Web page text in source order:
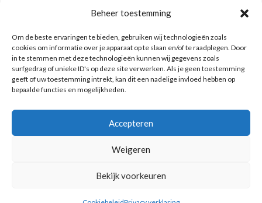
Beheer toestemming
Om de beste ervaringen te bieden, gebruiken wij technologieën zoals
cookies om informatie over je apparaat op te slaan en/of te raadplegen. Door
in te stemmen met deze technologieën kunnen wij gegevens zoals
surfgedrag of unieke ID's op deze site verwerken. Als je geen toestemming
geeft of uw toestemming intrekt, kan dit een nadelige invloed hebben op
bepaalde functies en mogelijkheden.
Accepteren
Weigeren
Bekijk voorkeuren